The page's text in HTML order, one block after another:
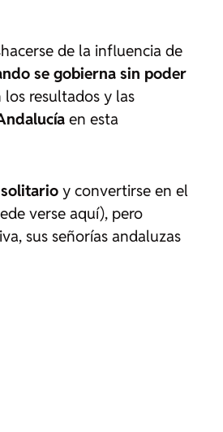
de la influencia de
se gobierna sin poder
resultados y las
en esta
y convertirse en el
verse aquí), pero
sus señorías andaluzas